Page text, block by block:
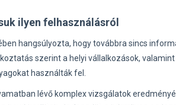
ilyen felhasználásról
hangsúlyozta, hogy továbbra sincs
szerint a helyi vállalkozások,
használták fel.
lévő komplex vizsgálatok